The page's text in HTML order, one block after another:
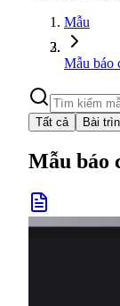
Mẫu
Mẫu báo
Tất cả Bài
Mẫu báo